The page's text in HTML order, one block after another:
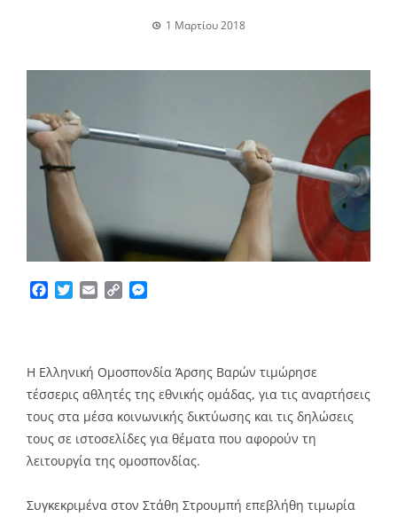
1 Μαρτίου 2018
Facebook
TwitterEmailCopy
Η Ελληνική Ομοσπονδία Άρσης Βαρών τιμώρησε
τέσσερις αθλητές της εθνικής ομάδας, για τις αναρτήσεις
τους στα μέσα κοινωνικής δικτύωσης και τις δηλώσεις
τους σε ιστοσελίδες για θέματα που αφορούν τη
λειτουργία της ομοσπονδίας.
Συγκεκριμένα στον Στάθη Στρουμπή επεβλήθη τιμωρία